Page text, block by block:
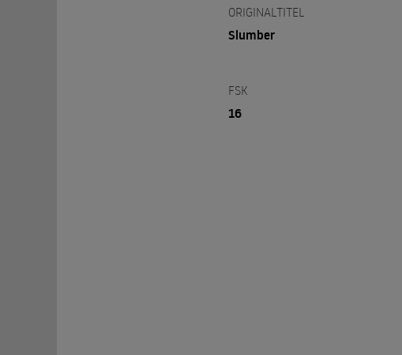
ORIGINALTITEL
Slumber
FSK
16